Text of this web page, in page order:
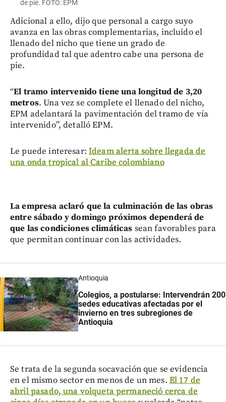
de pie. FOTO: EPM
Adicional a ello, dijo que personal a cargo suyo
avanza en las obras complementarias, incluido el
llenado del nicho que tiene un grado de
profundidad tal que adentro cabe una persona de
pie.
“El tramo intervenido tiene una longitud de 3,20
metros. Una vez se complete el llenado del nicho,
EPM adelantará la pavimentación del tramo de vía
intervenido”, detalló EPM.
Le puede interesar: Ideam alerta sobre llegada de
una onda tropical al Caribe colombiano
La empresa aclaró que la culminación de las obras
entre sábado y domingo próximos dependerá de
que las condiciones climáticas sean favorables para
que permitan continuar con las actividades.
Antioquia
Colegios, a postularse: Intervendrán 200
sedes educativas afectadas por el
invierno en tres subregiones de
Antioquia
Se trata de la segunda socavación que se evidencia
en el mismo sector en menos de un mes. El 17 de
abril pasado, una volqueta permaneció cerca de